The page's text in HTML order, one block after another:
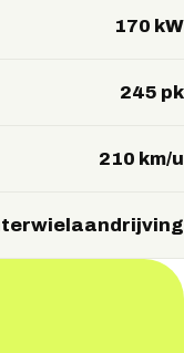
170 kW
245 pk
210 km/u